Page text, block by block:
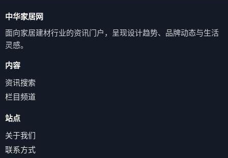
中华家居网
面向家居建材行业的资讯门户，呈现设计趋势、品牌动态与生活
灵感。
内容
资讯搜索
栏目频道
站点
关于我们
联系方式